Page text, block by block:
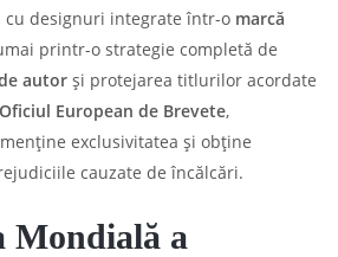
cu designuri integrate într-o marcă
printr-o strategie completă de
autor și protejarea titlurilor acordate
Oficiul European de Brevete,
exclusivitatea și obține
cauzate de încălcări.
Mondială a